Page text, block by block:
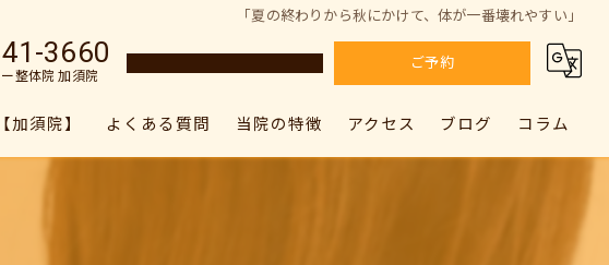
「夏の終わりから秋にかけて、体が一番壊れやすい」
3660
整体院 加須院
ご予約
加須院】 よくある質問 当院の特徴 アクセス ブログ コラム